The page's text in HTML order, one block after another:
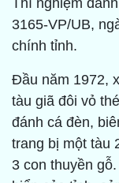
Thí nghiệm
3165-VP/UB,
chính tỉnh.
Đầu năm 1972,
tàu giã đôi vỏ
đánh cá đèn,
trang bị một tàu
3 con thuyền